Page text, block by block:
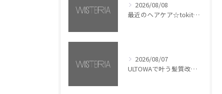
2026/08/08
最近のヘアケア☆tokita【銀座・美容室WISTERIA】
2026/08/07
ULTOWAで叶う髪質改善美髪カラー【銀座・美容室WISTERIA】